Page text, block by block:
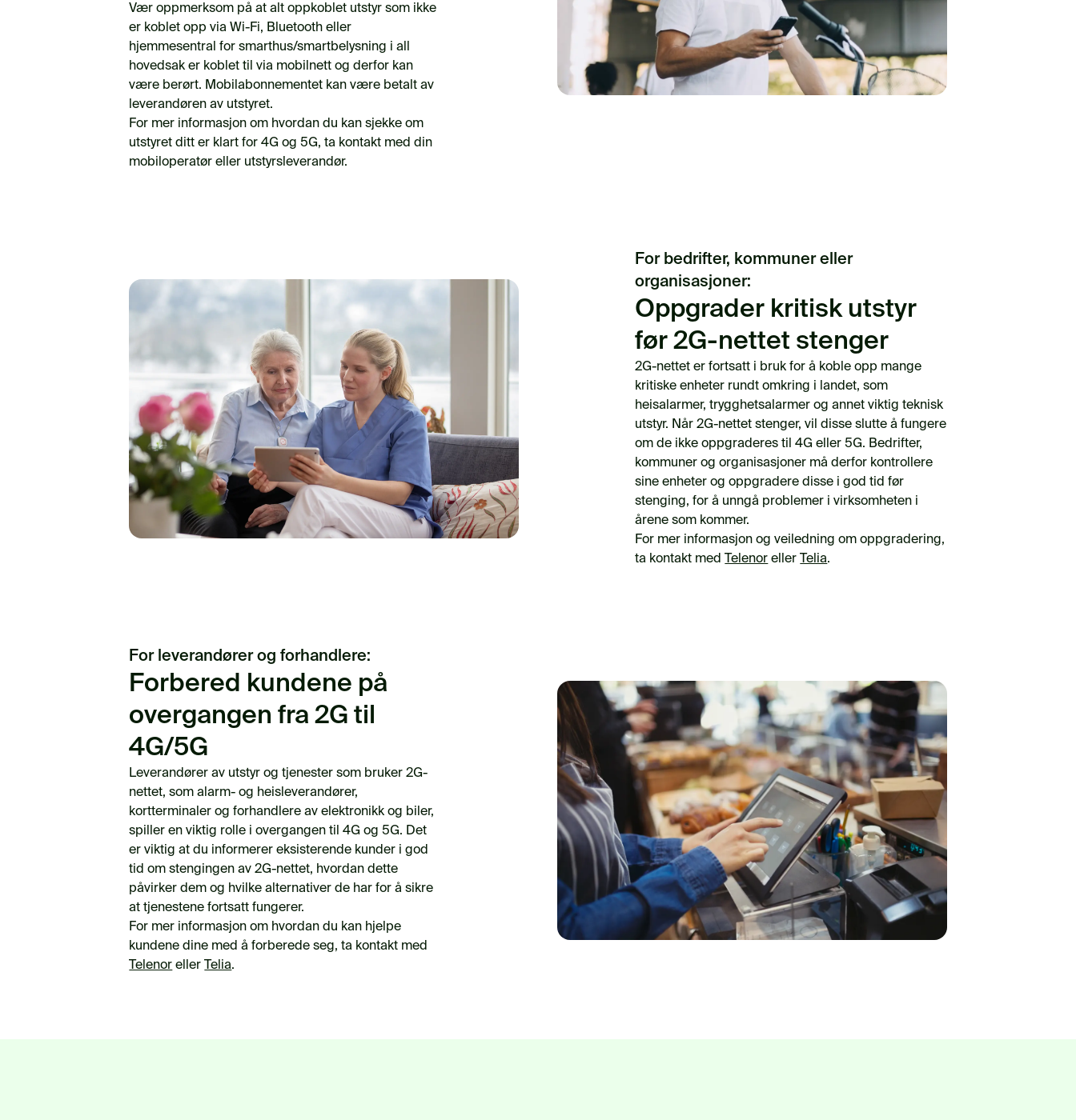
Vær oppmerksom på at alt oppkoblet utstyr som ikke
er koblet opp via Wi-Fi, Bluetooth eller
hjemmesentral for smarthus/smartbelysning i all
hovedsak er koblet til via mobilnett og derfor kan
være berørt. Mobilabonnementet kan være betalt av
leverandøren av utstyret.
For mer informasjon om hvordan du kan sjekke om
utstyret ditt er klart for 4G og 5G, ta kontakt med din
mobiloperatør eller utstyrsleverandør.
For bedrifter, kommuner eller
organisasjoner:
Oppgrader kritisk utstyr
før 2G-nettet stenger
2G-nettet er fortsatt i bruk for å koble opp mange
kritiske enheter rundt omkring i landet, som
heisalarmer, trygghetsalarmer og annet viktig teknisk
utstyr. Når 2G-nettet stenger, vil disse slutte å fungere
om de ikke oppgraderes til 4G eller 5G. Bedrifter,
kommuner og organisasjoner må derfor kontrollere
sine enheter og oppgradere disse i god tid før
stenging, for å unngå problemer i virksomheten i
årene som kommer.
For mer informasjon og veiledning om oppgradering,
ta kontakt med
Telenor eller Telia.
For leverandører og forhandlere:
Forbered kundene på
overgangen fra 2G til
4G/5G
Leverandører av utstyr og tjenester som bruker 2G-
nettet, som alarm- og heisleverandører,
kortterminaler og forhandlere av elektronikk og biler,
spiller en viktig rolle i overgangen til 4G og 5G. Det
er viktig at du informerer eksisterende kunder i god
tid om stengingen av 2G-nettet, hvordan dette
påvirker dem og hvilke alternativer de har for å sikre
at tjenestene fortsatt fungerer.
For mer informasjon om hvordan du kan hjelpe
kundene dine med å forberede seg, ta kontakt med
Telenor eller Telia.